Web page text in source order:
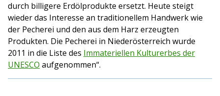
durch billigere Erdölprodukte ersetzt. Heute steigt
wieder das Interesse an traditionellem Handwerk wie
der Pecherei und den aus dem Harz erzeugten
Produkten. Die Pecherei in Niederösterreich wurde
2011 in die Liste des Immateriellen Kulturerbes der
UNESCO aufgenommen“.